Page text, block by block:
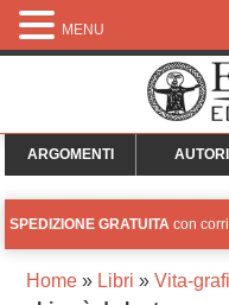
ARGOMENTI AUTORI
SPEDIZIONE GRATUITA con
Home» Libri » Vita-
MENU